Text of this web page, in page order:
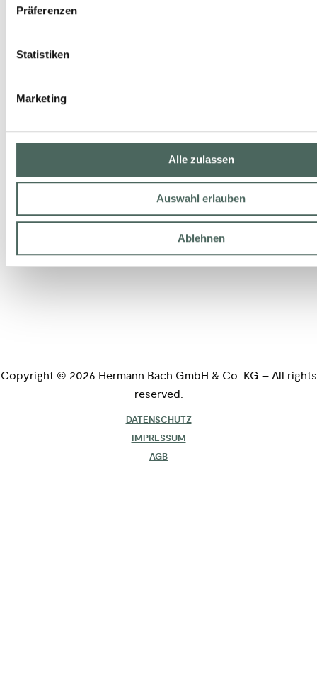
Präferenzen
Statistiken
Marketing
Alle zulassen
Auswahl erlauben
Ablehnen
Copyright © 2026 Hermann Bach GmbH & Co. KG – All rights
reserved.
DATENSCHUTZ
IMPRESSUM
AGB